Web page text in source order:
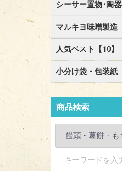
シーサー置物･陶器
マルキヨ味噌製造
人気ベスト【10】
小分け袋・包装紙
商品検索